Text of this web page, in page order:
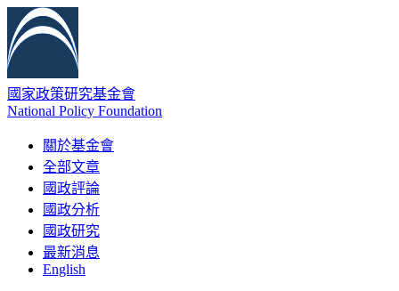
國家政策研究基金會
National Policy Foundation
關於基金會
全部文章
國政評論
國政分析
國政研究
最新消息
English